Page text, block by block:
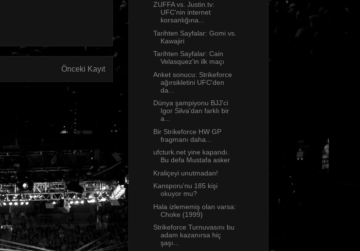
Önceki Kayıt
ZUFFA vs. Justin.tv:
UFC'nin internet
korsanlığına...
Tarihten Sayfalar: Gomi vs.
Kawajiri
Tarihten Sayfalar: Cain
Velasquez'in ilk maçı
Anket sonucu: Strikeforce
ağırsikletini UFC'den
da...
Dünya şampiyonu BJJ'ci
Igor Silva'dan farklı bir
a...
Bir Strikeforce HW GP
fragmanı daha...
ufcturk.net yine kapandı.
Bu defa Mustafa asker
Kraliçeyi unutmadan!
Kansporu'nu 185 kişi
okuyor mu?
Hala izlememiş olan varsa:
Choke (1999)
Strikeforce Turnuvasını bu
adam kazanırsa hiç
şaşı...